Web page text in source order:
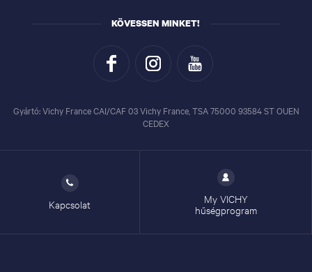
KÖVESSEN MINKET!
Gyártó: Vichy France CAI/CAF 03 Vichy France, TSA 75000 93584 ST OUEN
CEDEX
Kapcsolat
My VICHY
hűségprogram